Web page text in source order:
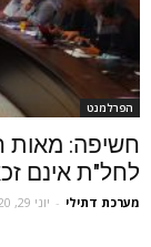
הפרלמנט
חשיפה: מאות
לחל"ת אינם
מערכת דתילי - יוני 29, 2020